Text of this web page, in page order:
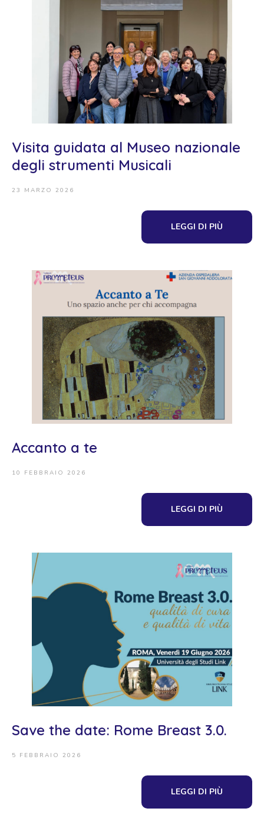
Visita guidata al Museo nazionale
degli strumenti Musicali
23 MARZO 2026
LEGGI DI PIÙ
Accanto a te
10 FEBBRAIO 2026
LEGGI DI PIÙ
Save the date: Rome Breast 3.0.
5 FEBBRAIO 2026
LEGGI DI PIÙ